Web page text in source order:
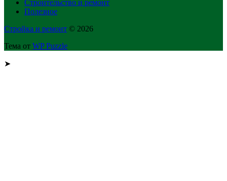
Строительство и ремонт
Полезное
Стройка и ремонт © 2026
Тема от WP Puzzle
➤